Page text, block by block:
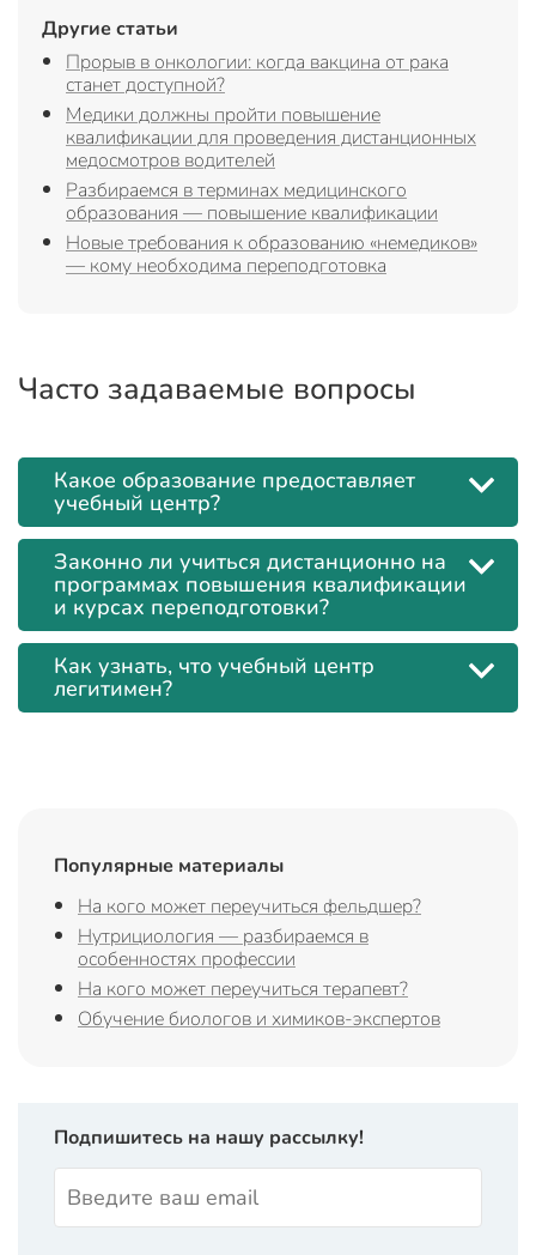
Другие статьи
Прорыв в онкологии: когда вакцина от рака
станет доступной?
Медики должны пройти повышение
квалификации для проведения дистанционных
медосмотров водителей
Разбираемся в терминах медицинского
образования — повышение квалификации
Новые требования к образованию «немедиков»
— кому необходима переподготовка
Часто задаваемые вопросы
Какое образование предоставляет
учебный центр?
Законно ли учиться дистанционно на
программах повышения квалификации
и курсах переподготовки?
Как узнать, что учебный центр
легитимен?
Популярные материалы
На кого может переучиться фельдшер?
Нутрициология — разбираемся в
особенностях профессии
На кого может переучиться терапевт?
Обучение биологов и химиков-экспертов
Подпишитесь на нашу рассылку!